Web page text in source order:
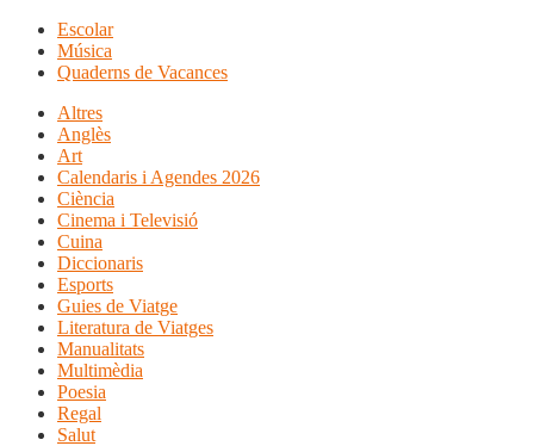
Escolar
Música
Quaderns de Vacances
Altres
Anglès
Art
Calendaris i Agendes 2026
Ciència
Cinema i Televisió
Cuina
Diccionaris
Esports
Guies de Viatge
Literatura de Viatges
Manualitats
Multimèdia
Poesia
Regal
Salut